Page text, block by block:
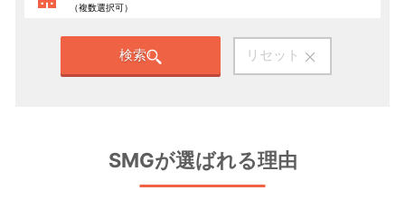
（複数選択可）
検索 リセット
SMGが選ばれる理由